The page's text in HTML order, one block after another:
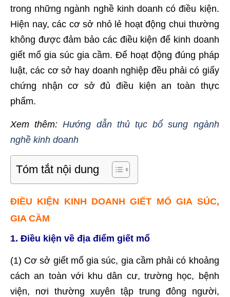
trong những ngành nghề kinh doanh có điều kiện.
Hiện nay, các cơ sở nhỏ lẻ hoạt động chui thường
không được đảm bảo các điều kiện để kinh doanh
giết mổ gia súc gia cầm. Để hoạt động đúng pháp
luật, các cơ sở hay doanh nghiệp đều phải có giấy
chứng nhận cơ sở đủ điều kiện an toàn thực
phẩm.
Xem thêm:Hướng dẫn thủ tục bổ sung ngành
nghề kinh doanh
Tóm tắt nội dung
ĐIỀU KIỆN KINH DOANH GIẾT MỔ GIA SÚC,
GIA CẦM
1. Điều kiện về địa điểm giết mổ
(1) Cơ sở giết mổ gia súc, gia cầm phải có khoảng
cách an toàn với khu dân cư, trường học, bệnh
viện, nơi thường xuyên tập trung đông người,